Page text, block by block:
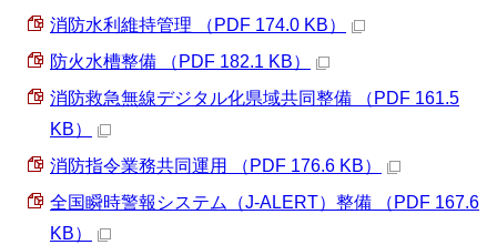
消防水利維持管理 （PDF 174.0 KB）
防火水槽整備 （PDF 182.1 KB）
消防救急無線デジタル化県域共同整備 （PDF 161.5
KB）
消防指令業務共同運用 （PDF 176.6 KB）
全国瞬時警報システム（J-ALERT）整備 （PDF 167.6
KB）